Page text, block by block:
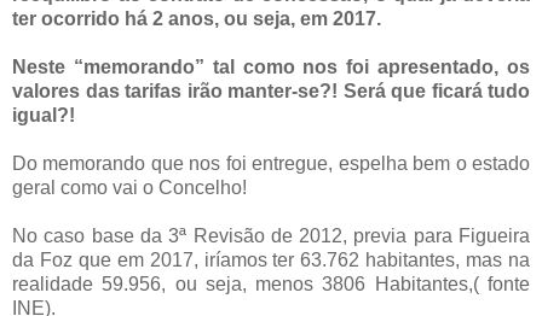
ter ocorrido há 2 anos, ou seja, em 2017.
Neste “memorando” tal como nos foi apresentado, os
valores das tarifas irão manter-se?! Será que ficará tudo
igual?!
Do memorando que nos foi entregue, espelha bem o estado
geral como vai o Concelho!
No caso base da 3ª Revisão de 2012, previa para Figueira
da Foz que em 2017, iríamos ter 63.762 habitantes, mas na
realidade 59.956, ou seja, menos 3806 Habitantes,( fonte
INE).